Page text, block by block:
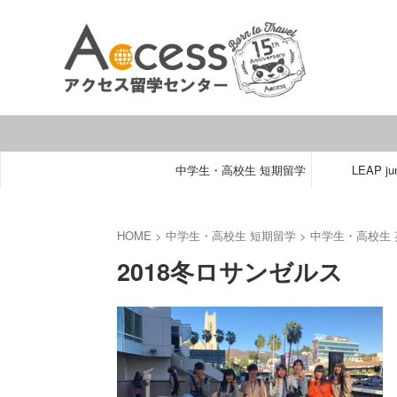
中学生・高校生 短期留学 LEAP
HOME > 中学生・高校生 短期留学 > 中学生・高校生
2018冬ロサンゼルス